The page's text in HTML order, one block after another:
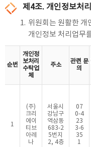
제4조. 개인정보처
1. 위원회는 원활한 개
개인정보 처리업무
순번
개인정
보처리
수탁업
체
주소
관련 문
의
1
(주)
크리
에이
티브
아레
나
서울시
강남구
역삼동
683-2
5번지
2, 4층
07
0-4
23
3-6
35
1